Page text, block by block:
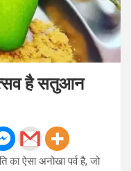
है सतुआन
ऐसा अनोखा पर्व है, जो